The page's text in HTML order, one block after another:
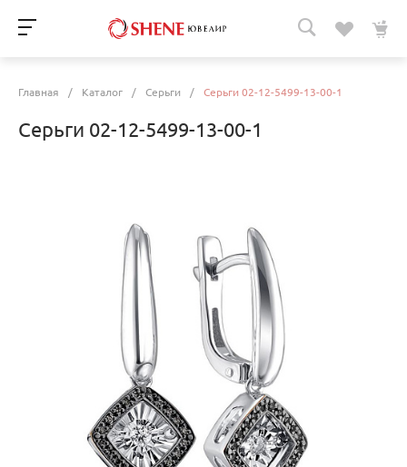
Главная / Каталог / Серьги / Серьги 02-12-5499-13-00-1
Серьги 02-12-5499-13-00-1